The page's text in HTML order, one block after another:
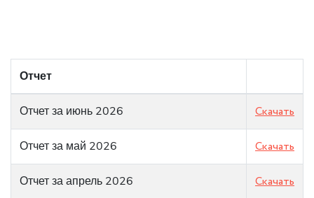
Отчет
Отчет за июнь 2026 Скачать
Отчет за май 2026 Скачать
Отчет за апрель 2026 Скачать